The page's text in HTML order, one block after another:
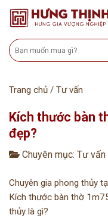
Skip
Tìm
kiếm:
Trang chủ / Tư vấn
Kích thước bàn
đẹp?
Chuyên mục: Tư vấn
Chuyên gia phong thủy
Kích thước bàn thờ
thủy là gì?